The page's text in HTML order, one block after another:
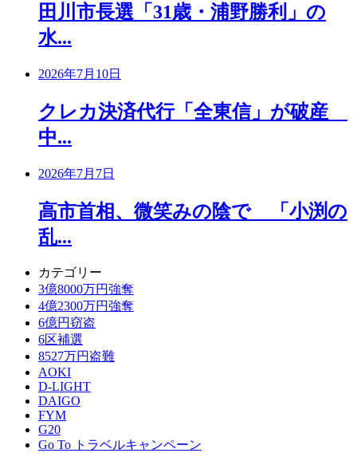
田川市長選「31歳・浦野勝利」の
水...
2026年7月10日
クレカ決済代行「全東信」が破産
中...
2026年7月7日
高市首相、微笑みの陰で 「小渕の
乱...
カテゴリー
3億8000万円強奪
4億2300万円強奪
6億円窃盗
6区補選
8527万円盗難
AOKI
D-LIGHT
DAIGO
FYM
G20
Go To トラベルキャンペーン